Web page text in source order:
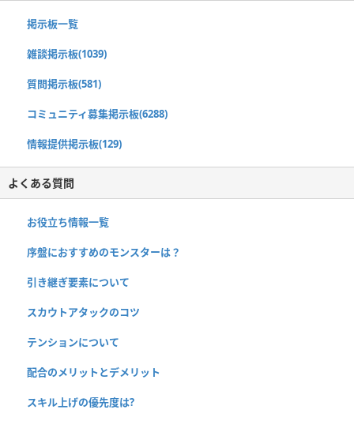
掲示板一覧
雑談掲示板(1039)
質問掲示板(581)
コミュニティ募集掲示板(6288)
情報提供掲示板(129)
よくある質問
お役立ち情報一覧
序盤におすすめのモンスターは？
引き継ぎ要素について
スカウトアタックのコツ
テンションについて
配合のメリットとデメリット
スキル上げの優先度は?